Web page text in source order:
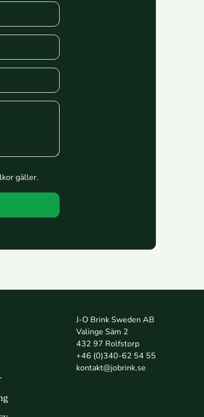
gäller.
J-O Brink Sweden AB
Valinge Säm 2
432 97 Rolfstorp
+46 (0)340-62 54 55
kontakt@jobrink.se